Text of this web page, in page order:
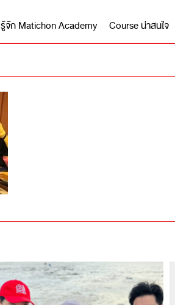
รู้จัก Matichon Academy Course น่าสนใจ